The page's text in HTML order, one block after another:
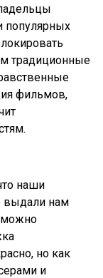
популярных
традиционные
фильмов,
наши
выдали нам
можно
но как
и